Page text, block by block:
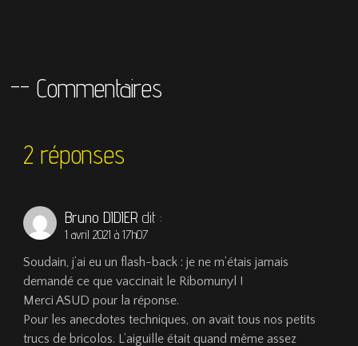
-- Commentaires
2 réponses
Bruno DIDIER dit :
1 avril 2021 à 17h07
Soudain, j’ai eu un flash-back : je ne m’étais jamais
demandé ce que vaccinait le Ribomunyl !
Merci ASUD pour la réponse.
Pour les anecdotes techniques, on avait tous nos petits
trucs de bricolos. L’aiguille était quand même assez